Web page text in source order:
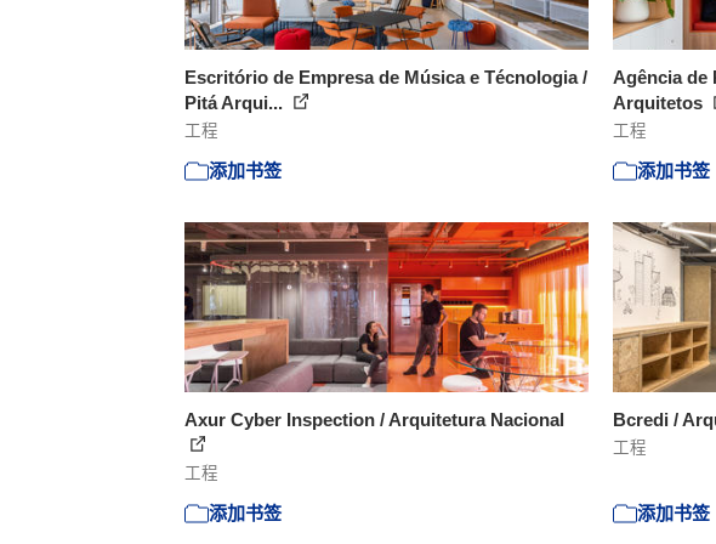
Escritório de Empresa de Música e Técnologia /
Pitá Arqui...
工程
添加书签
Agência de
Arquitetos
工程
添加书签
Axur Cyber Inspection / Arquitetura Nacional
工程
添加书签
Bcredi /
工程
添加书签